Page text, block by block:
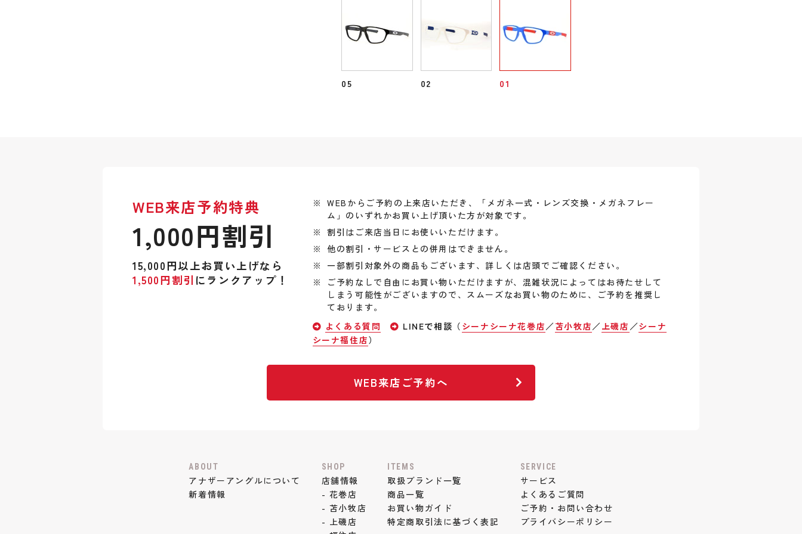
05 02 01
WEB来店予約特典
1,000円割引
15,000円以上お買い上げなら
1,500円割引 にランクアップ！
WEBからご予約の上来店いただき、「メガネ一式・レンズ交換・メガネフレー
ム」のいずれかお買い上げ頂いた方が対象です。
割引はご来店当日にお使いいただけます。
他の割引・サービスとの併用はできません。
一部割引対象外の商品もございます、詳しくは店頭でご確認ください。
ご予約なしで自由にお買い物いただけますが、混雑状況によってはお待たせして
しまう可能性がございますので、スムーズなお買い物のために、ご予約を推奨し
ております。
よくある質問
LINEで相談（ シーナシーナ花巻店 ／ 苫小牧店 ／ 上磯店 ／シーナ
シーナ福住店）
WEB来店ご予約へ
ABOUT
アナザーアングルについて
新着情報
SHOP
店舗情報
- 花巻店
- 苫小牧店
- 上磯店
ITEMS
取扱ブランド一覧
商品一覧
お買い物ガイド
特定商取引法に基づく表記
SERVICE
サービス
よくあるご質問
ご予約・お問い合わせ
プライバシーポリシー